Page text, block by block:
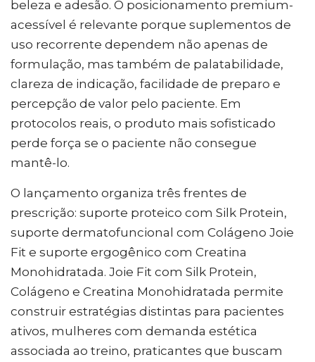
beleza e adesão. O posicionamento premium-
acessível é relevante porque suplementos de
uso recorrente dependem não apenas de
formulação, mas também de palatabilidade,
clareza de indicação, facilidade de preparo e
percepção de valor pelo paciente. Em
protocolos reais, o produto mais sofisticado
perde força se o paciente não consegue
mantê-lo.
O lançamento organiza três frentes de
prescrição: suporte proteico com Silk Protein,
suporte dermatofuncional com Colágeno Joie
Fit e suporte ergogênico com Creatina
Monohidratada. Joie Fit com Silk Protein,
Colágeno e Creatina Monohidratada permite
construir estratégias distintas para pacientes
ativos, mulheres com demanda estética
associada ao treino, praticantes que buscam